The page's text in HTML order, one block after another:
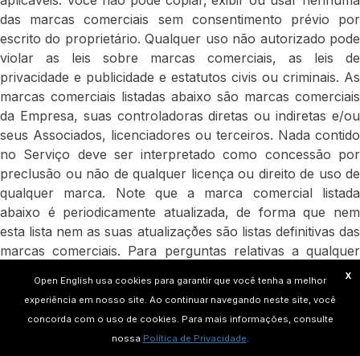
das marcas comerciais sem consentimento prévio por
escrito do proprietário. Qualquer uso não autorizado pode
violar as leis sobre marcas comerciais, as leis de
privacidade e publicidade e estatutos civis ou criminais. As
marcas comerciais listadas abaixo são marcas comerciais
da Empresa, suas controladoras diretas ou indiretas e/ou
seus Associados, licenciadores ou terceiros. Nada contido
no Serviço deve ser interpretado como concessão por
preclusão ou não de qualquer licença ou direito de uso de
qualquer marca. Note que a marca comercial listada
abaixo é periodicamente atualizada, de forma que nem
esta lista nem as suas atualizaçðes são listas definitivas das
marcas comerciais. Para perguntas relativas a qualquer
uma das marcas comerciais ou das marcas comerciais
listadas abaixo, escreva para Open Education LLC
Atencion: Business and Legal Affairs, 255 Giralda Avenue,
Suite 500. Coral Gables, Fl 33134. Open English, o nome
em logotipo da “Open English”, English Highway e outras
Open English usa cookies para garantir que você tenha a melhor
experiência em nosso site. Ao continuar navegando neste site, você
concorda com o uso de cookies. Para mais informações, consulte
nossa Política de Privacidade.
X